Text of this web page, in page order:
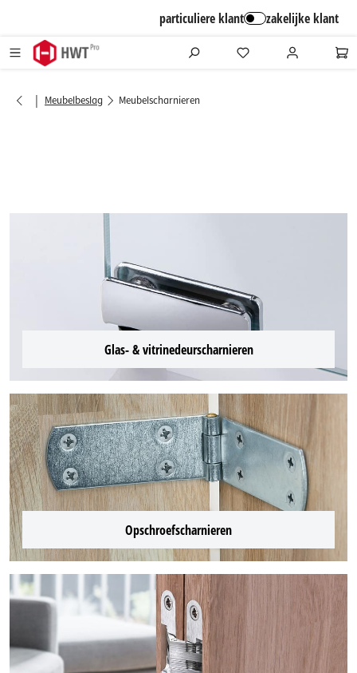
particuliere klant zakelijke klant
| Meubelbeslag Meubelscharnieren
Glas- & vitrinedeurscharnieren
Opschroefscharnieren